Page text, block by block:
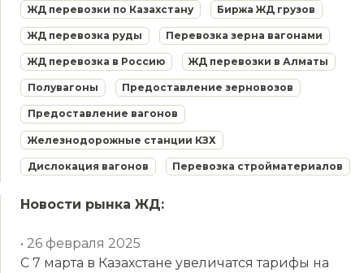
ЖД перевозки по Казахстану Биржа ЖД грузов
ЖД перевозка руды Перевозка зерна вагонами
ЖД перевозка в Россию ЖД перевозки в Алматы
Полувагоны Предоставление зерновозов
Предоставление вагонов
Железнодорожные станции КЗХ
Дислокация вагонов Перевозка стройматериалов
Новости рынка ЖД:
• 26 февраля 2025
С 7 марта в Казахстане увеличатся тарифы на